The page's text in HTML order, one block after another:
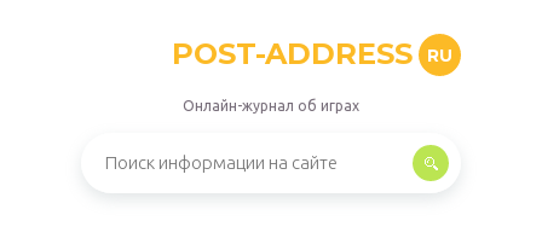
POST-ADDRESS RU
Онлайн-журнал об играх